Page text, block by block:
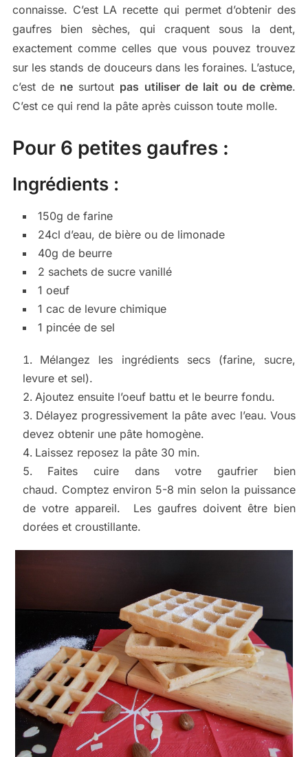
connaisse. C’est LA recette qui permet d’obtenir des
gaufres bien sèches, qui craquent sous la dent,
exactement comme celles que vous pouvez trouvez
sur les stands de douceurs dans les foraines. L’astuce,
c’est de ne surtout pas utiliser de lait ou de crème.
C’est ce qui rend la pâte après cuisson toute molle.
Pour 6 petites gaufres :
Ingrédients :
150g de farine
24cl d’eau, de bière ou de limonade
40g de beurre
2 sachets de sucre vanillé
1 oeuf
1 cac de levure chimique
1 pincée de sel
Mélangez les ingrédients secs (farine, sucre,
levure et sel).
Ajoutez ensuite l’oeuf battu et le beurre fondu.
Délayez progressivement la pâte avec l’eau. Vous
devez obtenir une pâte homogène.
Laissez reposez la pâte 30 min.
Faites cuire dans votre gaufrier bien
chaud. Comptez environ 5-8 min selon la puissance
de votre appareil. Les gaufres doivent être bien
dorées et croustillante.